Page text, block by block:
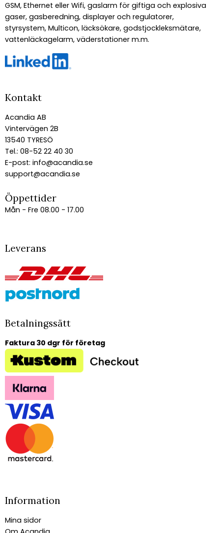
GSM, Ethernet eller Wifi, gaslarm för giftiga och explosiva
gaser, gasberedning, displayer och regulatorer,
styrsystem, Multicon, läcksökare, godstjockleksmätare,
vattenläckagelarm, väderstationer m.m.
Kontakt
Acandia AB
Vintervägen 2B
13540 TYRESÖ
Tel.: 08-52 22 40 30
E-post: info@acandia.se
support@acandia.se
Öppettider
Mån - Fre 08.00 - 17.00
Leverans
Betalningssätt
Faktura 30 dgr för företag
Information
Mina sidor